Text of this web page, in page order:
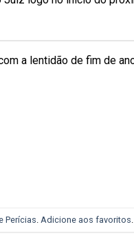
a lentidão de fim de
Perícias Adicione aos favoritos